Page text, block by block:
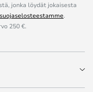
jonka löydät jokaisesta
.
250 €.